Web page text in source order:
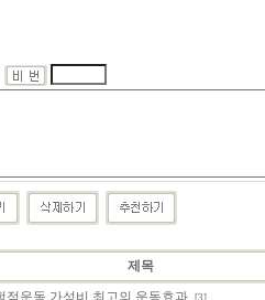
제목
적운동 가성비 최고의 운동효과 [3]